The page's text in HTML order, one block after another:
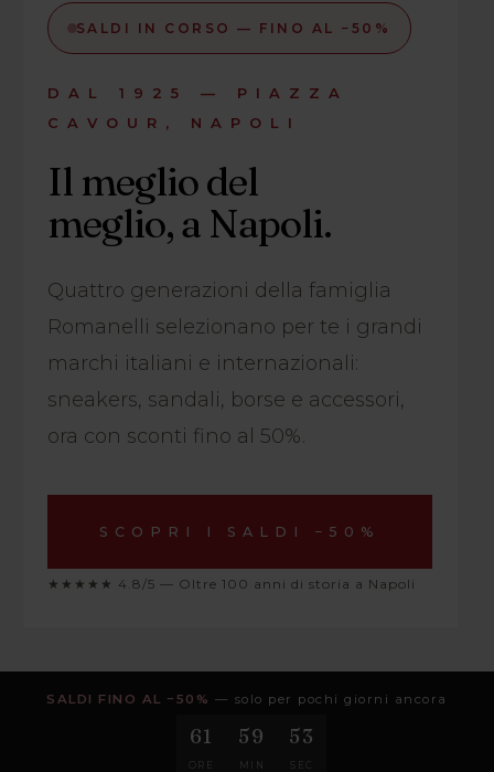
SALDI IN CORSO — FINO AL −50%
DAL 1925 — PIAZZA
CAVOUR, NAPOLI
Il meglio del
meglio, a Napoli.
Quattro generazioni della famiglia
Romanelli selezionano per te i grandi
marchi italiani e internazionali:
sneakers, sandali, borse e accessori,
ora con sconti fino al 50%.
SCOPRI I SALDI −50%
★★★★★ 4.8/5 — Oltre 100 anni di storia a Napoli
SALDI FINO AL −50% — solo per pochi giorni ancora
61
ORE
59
MIN
52
SEC